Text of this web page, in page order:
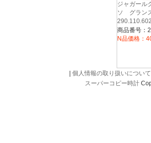
ジャガール
ソ グラン
バー
商品番号：
N品価格：
個人情報の取り扱いについて
スーパーコピー時計